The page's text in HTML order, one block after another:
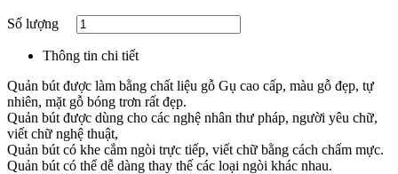
Số lượng
Thông tin chi tiết
Quản bút được làm bằng chất liệu gỗ Gụ cao cấp, màu gỗ đẹp, tự
nhiên, mặt gỗ bóng trơn rất đẹp.
Quản bút được dùng cho các nghệ nhân thư pháp, người yêu chữ,
viết chữ nghệ thuật,
Quản bút có khe cắm ngòi trực tiếp, viết chữ bằng cách chấm mực.
Quản bút có thể dễ dàng thay thế các loại ngòi khác nhau.